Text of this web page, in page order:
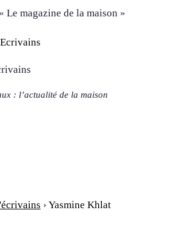
« Le magazine de la maison »
: l’actualité de la maison
› Yasmine Khlat